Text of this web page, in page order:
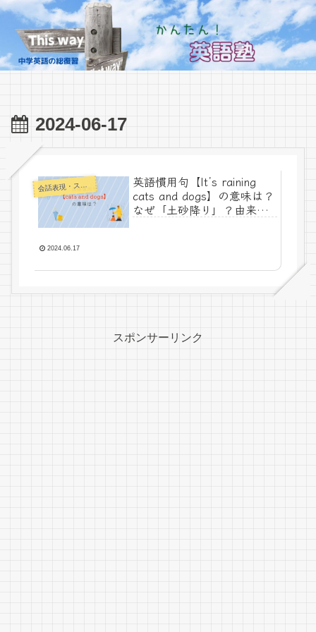
2024-06-17
会話表現・スラング・ことわざ
英語慣用句【It’s raining
cats and dogs】の意味は？
なぜ「土砂降り」？由来と
2024.06.17
スポンサーリンク